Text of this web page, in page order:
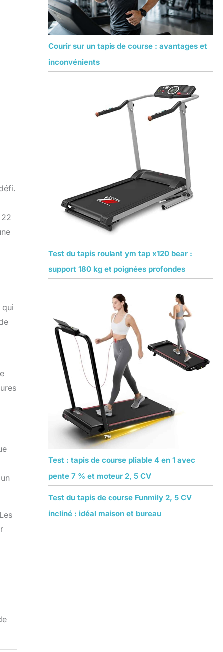
qui
Courir sur un tapis de course : avantages et
inconvénients
Test du tapis roulant ym tap x120 bear :
support 180 kg et poignées profondes
Test : tapis de course pliable 4 en 1 avec
pente 7 % et moteur 2, 5 CV
Test du tapis de course Funmily 2, 5 CV
incliné : idéal maison et bureau